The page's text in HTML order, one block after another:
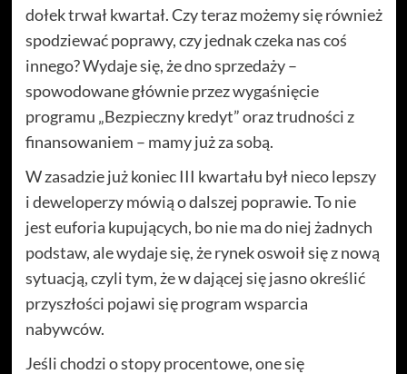
dołek trwał kwartał. Czy teraz możemy się również
spodziewać poprawy, czy jednak czeka nas coś
innego? Wydaje się, że dno sprzedaży –
spowodowane głównie przez wygaśnięcie
programu „Bezpieczny kredyt” oraz trudności z
finansowaniem – mamy już za sobą.
W zasadzie już koniec III kwartału był nieco lepszy
i deweloperzy mówią o dalszej poprawie. To nie
jest euforia kupujących, bo nie ma do niej żadnych
podstaw, ale wydaje się, że rynek oswoił się z nową
sytuacją, czyli tym, że w dającej się jasno określić
przyszłości pojawi się program wsparcia
nabywców.
Jeśli chodzi o stopy procentowe, one się